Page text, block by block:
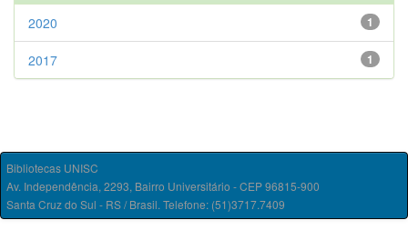
1
2020
1
2017
Bibliotecas UNISC
Av. Independência, 2293, Bairro Universitário - CEP 96815-900
Santa Cruz do Sul - RS / Brasil. Telefone: (51)3717.7409